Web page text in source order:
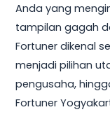
Anda yang
tampilan gagah
Fortuner dikenal
menjadi pilihan
pengusaha,
Fortuner
Ringan
&
Cicilan
Mulai
10
Jutaan